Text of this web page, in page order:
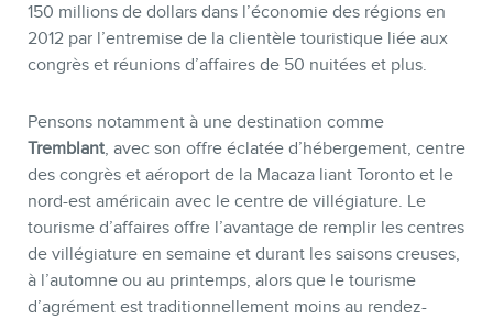
150 millions de dollars dans l’économie des régions en
2012 par l’entremise de la clientèle touristique liée aux
congrès et réunions d’affaires de 50 nuitées et plus.
Pensons notamment à une destination comme
Tremblant, avec son offre éclatée d’hébergement, centre
des congrès et aéroport de la Macaza liant Toronto et le
nord-est américain avec le centre de villégiature. Le
tourisme d’affaires offre l’avantage de remplir les centres
de villégiature en semaine et durant les saisons creuses,
à l’automne ou au printemps, alors que le tourisme
d’agrément est traditionnellement moins au rendez-